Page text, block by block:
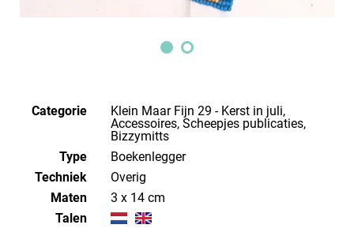
Categorie
Klein Maar Fijn 29 - Kerst in juli,
Accessoires, Scheepjes publicaties,
Bizzymitts
Type
Boekenlegger
Techniek
overig
Maten
3 x 14 cm
Talen